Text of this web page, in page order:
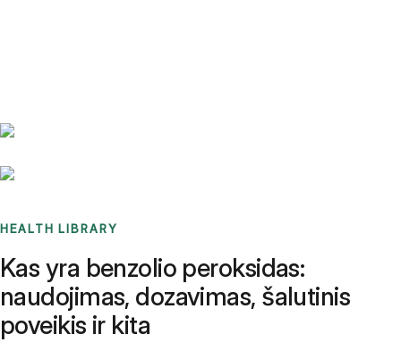
HEALTH LIBRARY
Kas yra benzolio peroksidas:
naudojimas, dozavimas, šalutinis
poveikis ir kita